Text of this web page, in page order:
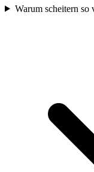
Warum scheitern so